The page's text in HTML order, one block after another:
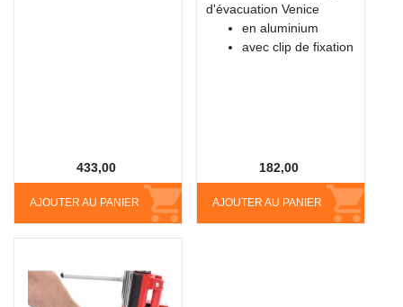
AJOUTER AU PANIER
433,00
d'évacuation Venice
en aluminium
avec clip de fixation
AJOUTER AU PANIER
182,00